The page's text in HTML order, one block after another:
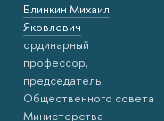
Блинкин Михаил
Яковлевич
ординарный
профессор,
председатель
Общественного совета
Министерства